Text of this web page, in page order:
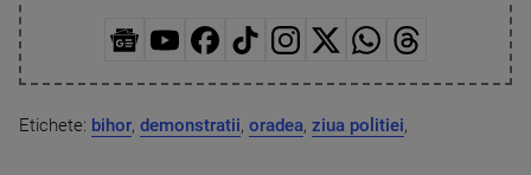
Etichete: bihor, demonstratii, oradea, ziua politiei,